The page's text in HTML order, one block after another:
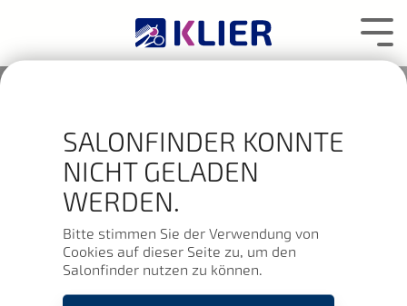
SALONFINDER KONNTE
NICHT GELADEN
WERDEN.
Bitte stimmen Sie der Verwendung von
Cookies auf dieser Seite zu, um den
Salonfinder nutzen zu können.